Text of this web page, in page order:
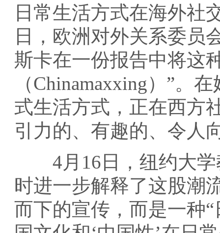
日常生活方式在海外社
日，欧洲对外关系委员
斯卡在一份报告中将这
（Chinamaxxing）”。
式生活方式，正在西方
引力的、有趣的、令人
4月16日，纽约大学
时进一步解释了这股潮
而下的宣传，而是一种